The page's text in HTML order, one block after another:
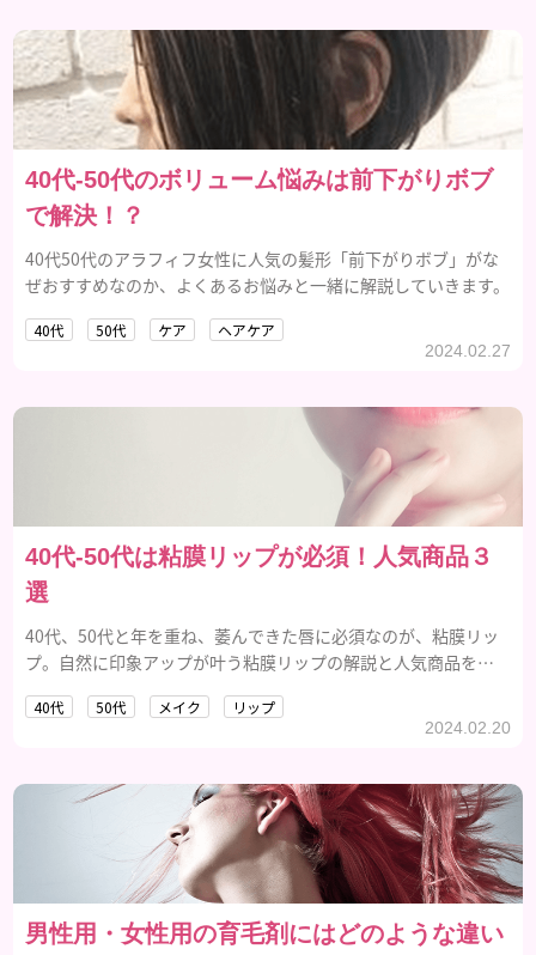
40代-50代のボリューム悩みは前下がりボブ
で解決！？
40代50代のアラフィフ女性に人気の髪形「前下がりボブ」がな
ぜおすすめなのか、よくあるお悩みと一緒に解説していきます。
40代 50代 ケア ヘアケア
2024.02.27
40代-50代は粘膜リップが必須！人気商品３
選
40代、50代と年を重ね、萎んできた唇に必須なのが、粘膜リッ
プ。自然に印象アップが叶う粘膜リップの解説と人気商品を紹
40代 50代 メイク リップ
2024.02.20
男性用・女性用の育毛剤にはどのような違い